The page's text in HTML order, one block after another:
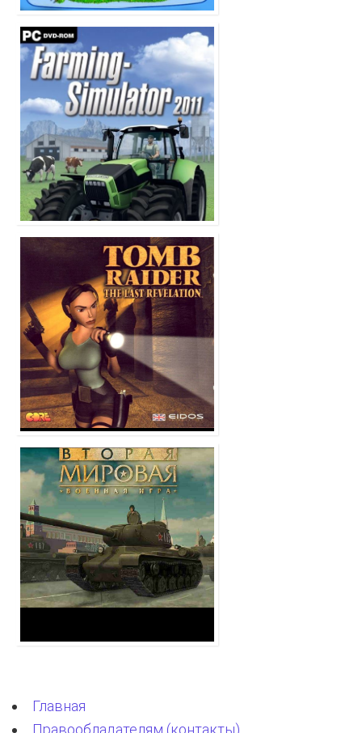
Главная
Правообладателям (контакты)